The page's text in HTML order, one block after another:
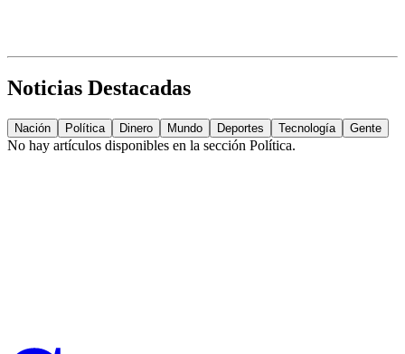
Noticias Destacadas
Nación Política Dinero Mundo Deportes Tecnología Gente
No hay artículos disponibles en la sección Política.